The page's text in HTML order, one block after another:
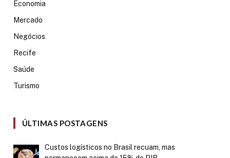
Economia
Mercado
Negócios
Recife
Saúde
Turismo
ÚLTIMAS POSTAGENS
Custos logísticos no Brasil recuam, mas